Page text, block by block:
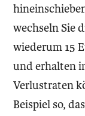
wechseln Sie
wiederum 15
und erhalten
Verlustraten
Beispiel so,